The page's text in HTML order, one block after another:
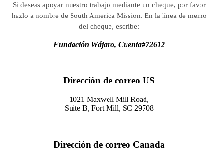
Si deseas apoyar nuestro trabajo mediante un cheque, por favor
hazlo a nombre de South America Mission. En la línea de memo
del cheque, escribe:
Fundación Wájaro, Cuenta#72612
Dirección de correo US
1021 Maxwell Mill Road,
Suite B, Fort Mill, SC 29708
Dirección de correo Canada